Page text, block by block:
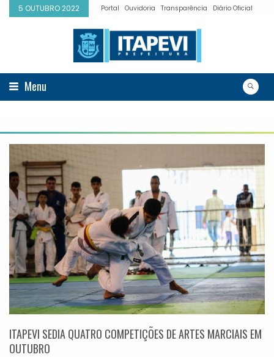
5 OUTUBRO 2022 Portal Ouvidoria Transparência Diário Oficial
Menu
ITAPEVI SEDIA QUATRO COMPETIÇÕES DE ARTES MARCIAIS EM
OUTUBRO